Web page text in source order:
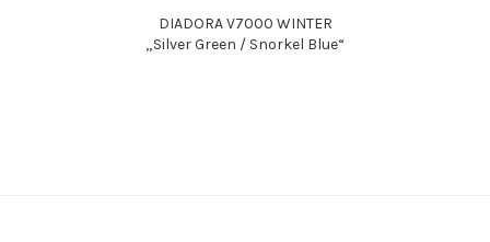
DIADORA V7000 WINTER
„Silver Green / Snorkel Blue“